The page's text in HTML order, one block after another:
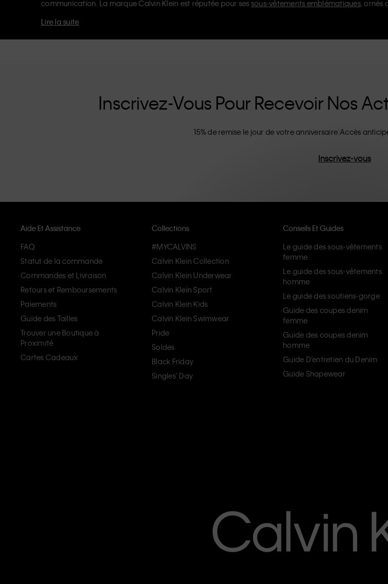
communication. La marque Calvin Klein est réputée pour ses sous-vêtements emblématiques, ornés
années 90. Calvin Klein propose également des
Lire la suite
Inscrivez-Vous Pour Recevoir Nos
15% de remise le jour de votre anniversaire Accès
Inscrivez-vous
Aide Et Assistance
FAQ
Statut de la commande
Commandes et Livraison
Retours et Remboursements
Paiements
Guide des Tailles
Trouver une Boutique à
Proximité
Cartes Cadeaux
Collections
#MYCALVINS
Calvin Klein Collection
Calvin Klein Underwear
Calvin Klein Sport
Calvin Klein Kids
Calvin Klein Swimwear
Pride
Soldes
Black Friday
Singles' Day
Conseils Et Guides
Le guide des sous-vêtements
femme
Le guide des sous-vêtements
homme
Le guide des soutiens-gorge
Guide des coupes denim
femme
Guide des coupes denim
homme
Guide D’entretien du Denim
Guide Shapewear